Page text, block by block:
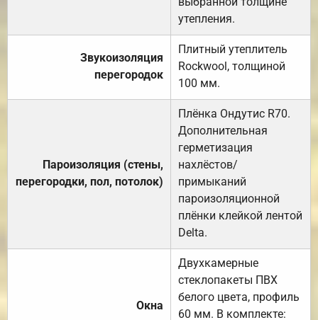
утепления.
Звукоизоляция
перегородок
Плитный утеплитель
Rockwool, толщиной
100 мм.
Пароизоляция (стены,
перегородки, пол, потолок)
Плёнка Ондутис R70.
Дополнительная
герметизация
нахлёстов/
примыканий
пароизоляционной
плёнки клейкой лентой
Delta.
Окна
Двухкамерные
стеклопакеты ПВХ
белого цвета, профиль
60 мм. В комплекте: